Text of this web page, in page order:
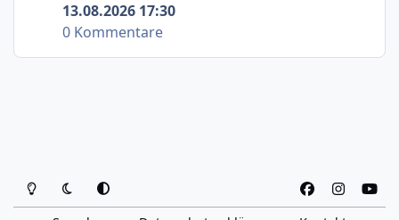
13.08.2026 17:30
0 Kommentare
Heller ModusDunkler Modus
Systemeinstellung
a
n
o